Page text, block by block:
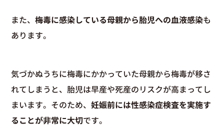
また、梅毒に感染している母親から胎児への血液感染も
あります。
気づかぬうちに梅毒にかかっていた母親から梅毒が移さ
れてしまうと、胎児は早産や死産のリスクが高まってし
まいます。そのため、妊娠前には性感染症検査を実施す
ることが非常に大切です。